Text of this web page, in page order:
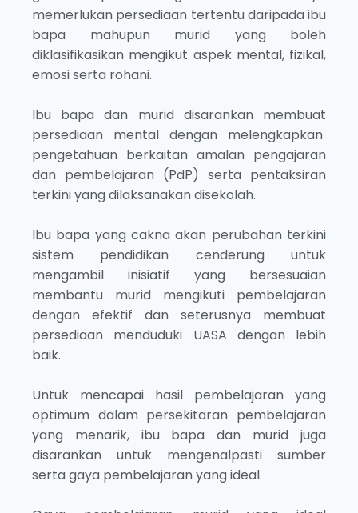
memerlukan persediaan tertentu daripada ibu
bapa mahupun murid yang boleh
diklasifikasikan mengikut aspek mental, fizikal,
emosi serta rohani.
Ibu bapa dan murid disarankan membuat
persediaan mental dengan melengkapkan
pengetahuan berkaitan amalan pengajaran
dan pembelajaran (PdP) serta pentaksiran
terkini yang dilaksanakan disekolah.
Ibu bapa yang cakna akan perubahan terkini
sistem pendidikan cenderung untuk
mengambil inisiatif yang bersesuaian
membantu murid mengikuti pembelajaran
dengan efektif dan seterusnya membuat
persediaan menduduki UASA dengan lebih
baik.
Untuk mencapai hasil pembelajaran yang
optimum dalam persekitaran pembelajaran
yang menarik, ibu bapa dan murid juga
disarankan untuk mengenalpasti sumber
serta gaya pembelajaran yang ideal.